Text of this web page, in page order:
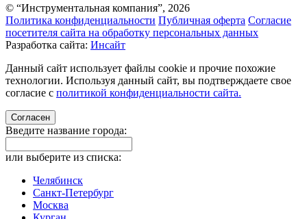
© “Инструментальная компания”, 2026
Политика конфиденциальности Публичная оферта Согласие
посетителя сайта на обработку персональных данных
Разработка сайта: Инсайт
Данный сайт использует файлы cookie и прочие похожие
технологии. Используя данный сайт, вы подтверждаете свое
согласие с политикой конфиденциальности сайта.
Согласен
Введите название города:
или выберите из списка:
Челябинск
Санкт-Петербург
Москва